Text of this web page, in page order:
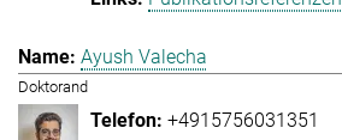
Ayush Valecha
Doktorand
+4915756031351